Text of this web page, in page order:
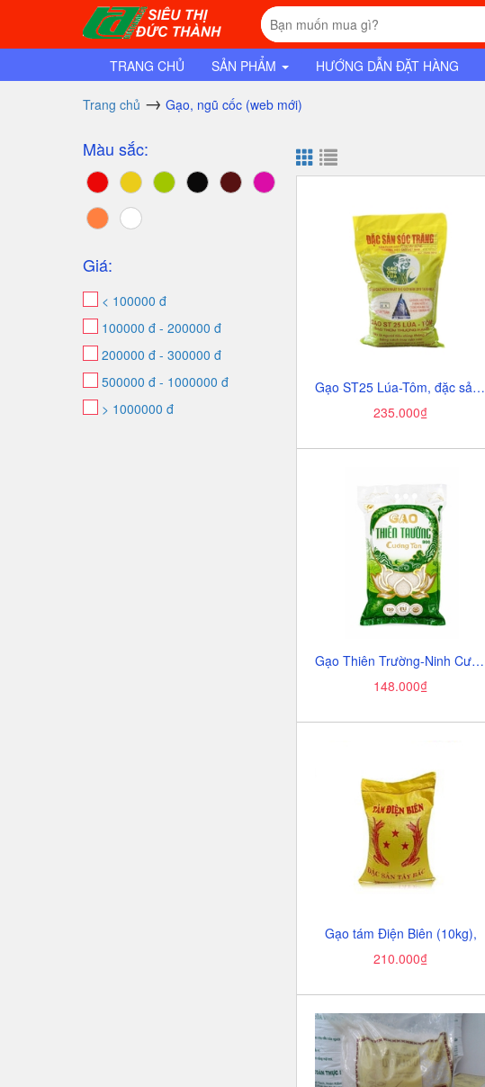
TRANG CHỦ SẢN PHẨM HƯỚNG DẪN ĐẶT HÀNG
Trang chủ Gạo, ngũ cốc (web mới)
Màu sắc:
Giá:
< 100000 đ
100000 đ - 200000 đ
200000 đ - 300000 đ
500000 đ - 1000000 đ
> 1000000 đ
Gạo ST25 Lúa-Tôm, đặc sản Sóc Trăng-Hồ Quang Cua, túi (5kg),
235.000₫
Gạo Thiên Trường-Ninh Cường, Ninh Bình, túi (5kg),
148.000₫
Gạo tám Điện Biên (10kg),
210.000₫